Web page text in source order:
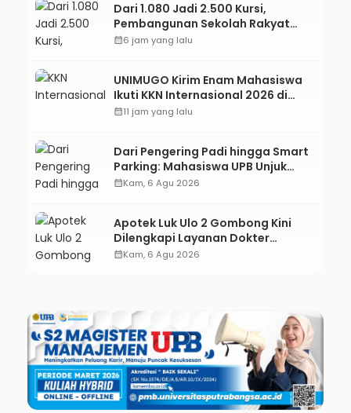
Dari 1.080 Jadi 2.500 Kursi,
Pembangunan Sekolah Rakyat
Kebumen Ditargetkan Mulai
calendar_month6 jam yang lalu
UNIMUGO Kirim Enam Mahasiswa
Ikuti KKN Internasional 2026 di
ASEAN dan Hong Kong
calendar_month11 jam yang lalu
Dari Pengering Padi hingga Smart
Parking: Mahasiswa UPB Unjuk
Gigi Lewat Pameran CODEX 2
calendar_monthKam, 6 Agu 2026
Apotek Luk Ulo 2 Gombong Kini
Dilengkapi Layanan Dokter
Spesialis Anak
calendar_monthKam, 6 Agu 2026